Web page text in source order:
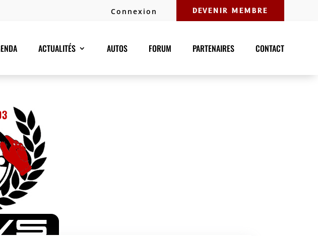
Connexion DEVENIR MEMBRE
ACTUALITÉS AUTOS FORUM PARTENAIRES CONTACT